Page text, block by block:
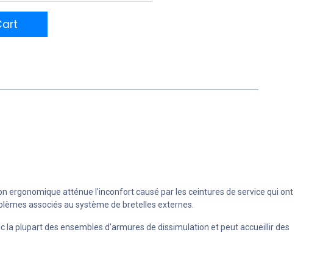
ergonomique atténue l'inconfort causé par les ceintures de service qui ont
associés au système de bretelles externes.
plupart des ensembles d'armures de dissimulation et peut accueillir des